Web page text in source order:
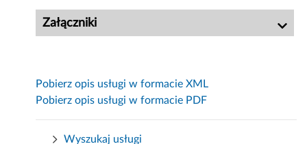
Załączniki
Pobierz opis usługi w formacie XML
Pobierz opis usługi w formacie PDF
Wyszukaj usługi